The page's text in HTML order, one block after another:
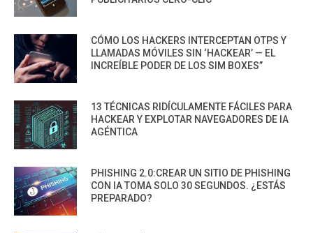
CÓMO LOS HACKERS INTERCEPTAN OTPS Y
LLAMADAS MÓVILES SIN ‘HACKEAR’ — EL
INCREÍBLE PODER DE LOS SIM BOXES”
13 TÉCNICAS RIDÍCULAMENTE FÁCILES PARA
HACKEAR Y EXPLOTAR NAVEGADORES DE IA
AGÉNTICA
PHISHING 2.0:CREAR UN SITIO DE PHISHING
CON IA TOMA SOLO 30 SEGUNDOS. ¿ESTÁS
PREPARADO?